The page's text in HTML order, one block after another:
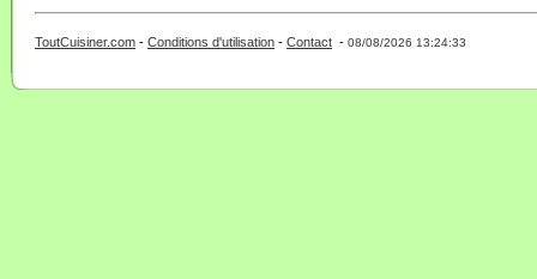
ToutCuisiner.com - Conditions d'utilisation - Contact - 08/08/2026 13:24:33